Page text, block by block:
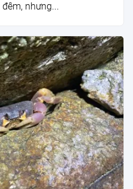
nhưng...